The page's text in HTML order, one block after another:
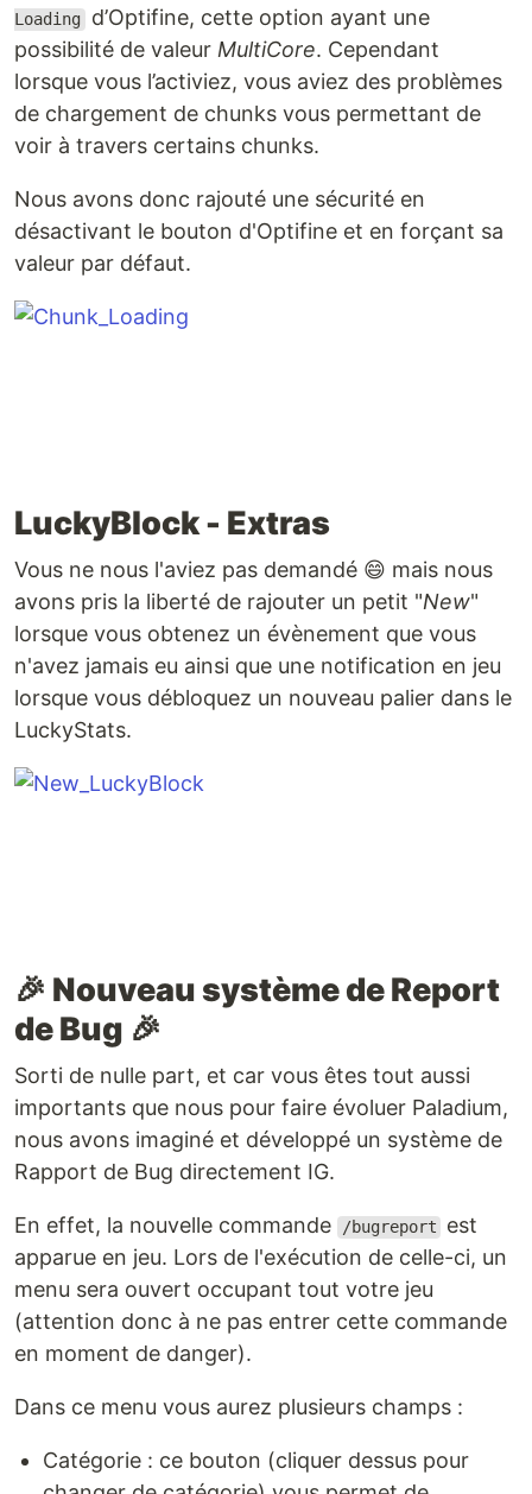
Loading d’Optifine, cette option ayant une
possibilité de valeur MultiCore. Cependant
lorsque vous l’activiez, vous aviez des problèmes
de chargement de chunks vous permettant de
voir à travers certains chunks.
Nous avons donc rajouté une sécurité en
désactivant le bouton d'Optifine et en forçant sa
valeur par défaut.
LuckyBlock - Extras
Vous ne nous l'aviez pas demandé 😄 mais nous
avons pris la liberté de rajouter un petit "New"
lorsque vous obtenez un évènement que vous
n'avez jamais eu ainsi que une notification en jeu
lorsque vous débloquez un nouveau palier dans le
LuckyStats.
🎉 Nouveau système de Report
de Bug 🎉
Sorti de nulle part, et car vous êtes tout aussi
importants que nous pour faire évoluer Paladium,
nous avons imaginé et développé un système de
Rapport de Bug directement IG.
En effet, la nouvelle commande /bugreport
est
apparue en jeu. Lors de l'exécution de celle-ci, un
menu sera ouvert occupant tout votre jeu
(attention donc à ne pas entrer cette commande
en moment de danger).
Dans ce menu vous aurez plusieurs champs :
Catégorie : ce bouton (cliquer dessus pour